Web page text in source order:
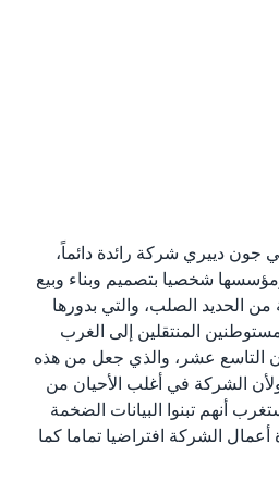
جون دييري شركة رائدة دائماً،
شخصيا بتصميم وبناء وبيع
من الحديد الصلب، والتي بدورها
المنتقلين إلى الغرب
التاسع عشر، والذي جعل من هذه
الشركة في أغلب الأحيان من
أنهم تبنوا البيانات الضخمة
الشركة افتراضيا تماما كما